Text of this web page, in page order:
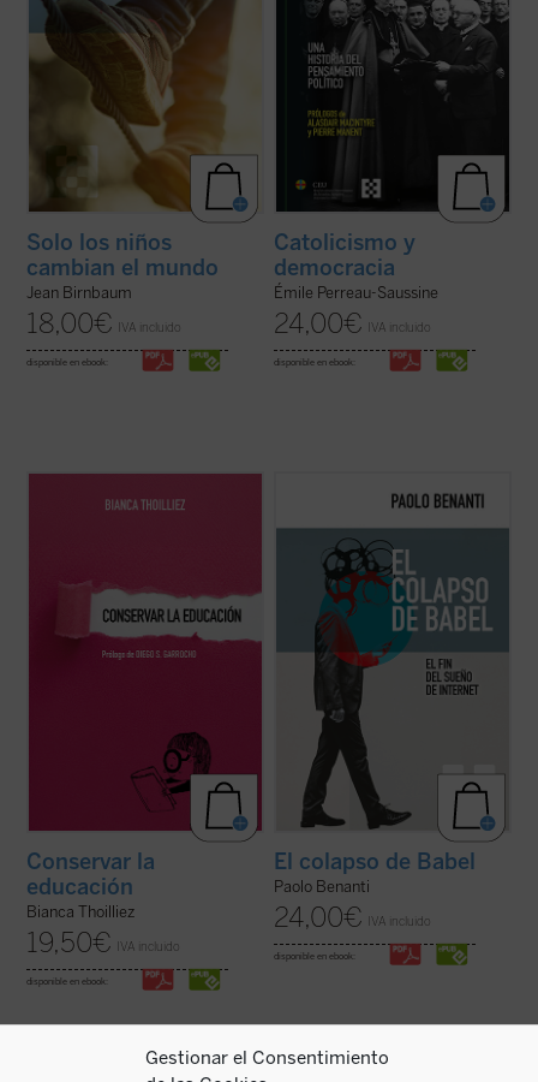
Gestionar el Consentimiento
Solo los niños
cambian el mundo
Jean Birnbaum
18,00€ IVA incluido
disponible en ebook:
Catolicismo y
democracia
Émile Perreau-Saussine
24,00€ IVA incluido
disponible en ebook:
respirar hondo y repensar el rumbo de la
(ver ficha)
Conservar la
educación
Bianca Thoilliez
19,50€ IVA incluido
disponible en ebook:
, el teólogo y experto
en ética digital Paolo Benanti nos invita a
digital. Es una invitación a pensar en el
papel de la tecnología en nuestras vidas y
en la construcción ... (ver ficha)
El colapso de Babel
Paolo Benanti
24,00€ IVA incluido
disponible en ebook: